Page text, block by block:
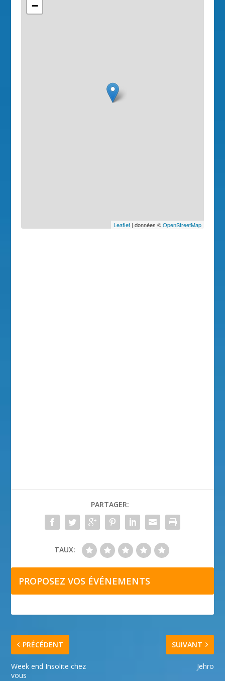
−
Leaflet| données ©OpenStreetMap
PARTAGER:
TAUX:
PROPOSEZ VOS ÉVÉNEMENTS
PRÉCÉDENT
Week end Insolite chez
vous
SUIVANT
Jehro